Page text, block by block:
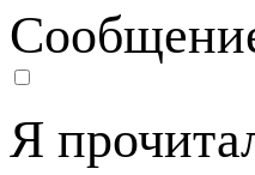
Я